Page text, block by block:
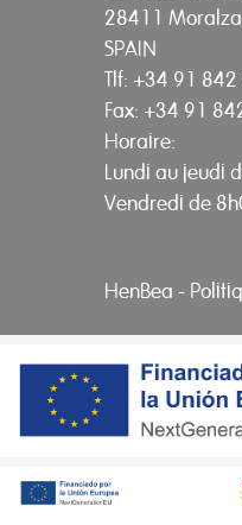
28411
SPAIN
Tlf: +34 91
Fax: +34 91
Horaire:
Lundi au jeudi
Vendredi de
HenBea -